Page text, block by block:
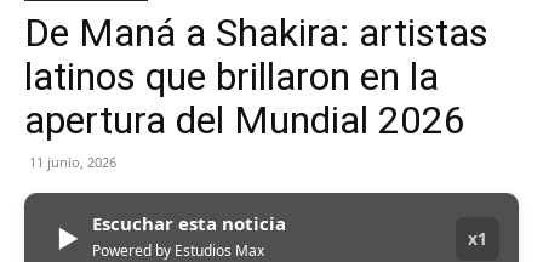
De Maná a Shakira: artistas
latinos que brillaron en la
apertura del Mundial 2026
11 junio, 2026
▶ Escuchar esta noticia
Powered by Estudios Max
x1